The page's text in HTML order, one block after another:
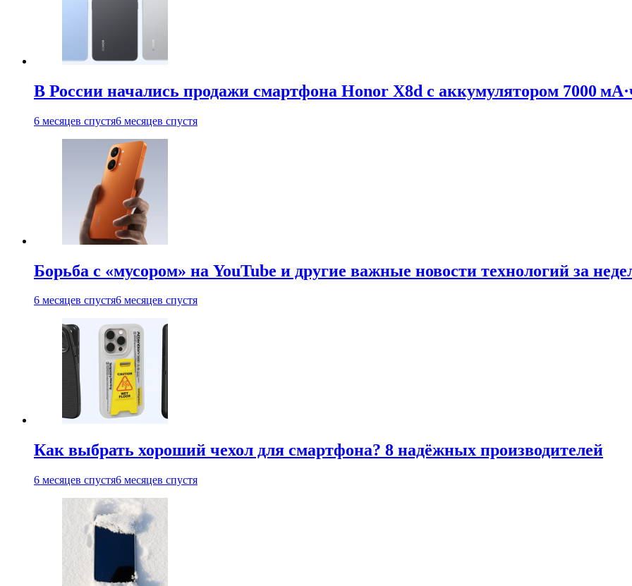
В России начались продажи смартфона Honor X8d с аккумулятором 7000
6 месяцев спустя6 месяцев спустя
Борьба с «мусором» на YouTube и другие важные новости технологий за
6 месяцев спустя6 месяцев спустя
Как выбрать хороший чехол для смартфона? 8 надёжных производителей
6 месяцев спустя6 месяцев спустя